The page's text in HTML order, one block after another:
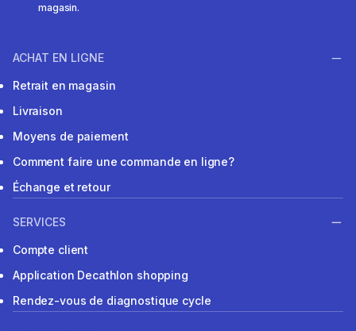
magasin.
ACHAT EN LIGNE
Retrait en magasin
Livraison
Moyens de paiement
Comment faire une commande en ligne?
Échange et retour
SERVICES
Compte client
Application Decathlon shopping
Rendez-vous de diagnostique cycle